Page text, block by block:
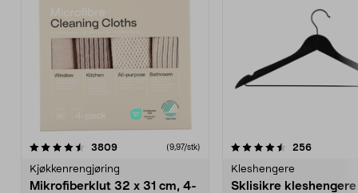
3809anmeldelser(9,97/stk)
Kjøkkenrengjøring
Mikrofiberklut 32 x 31 cm, 4-
4.5av 5 stjerner 256
Kleshengere
Sklisikre
4.5av 5 stjerner